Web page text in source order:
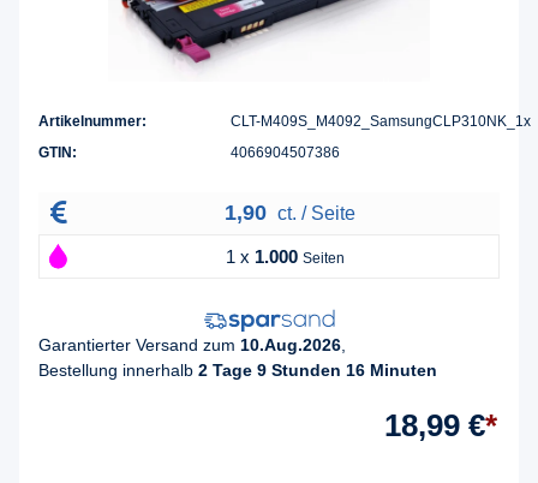
Artikelnummer:
CLT-M409S_M4092_SamsungCLP310NK_1x
GTIN:
4066904507386
1,90 ct. / Seite
1 x 1.000 Seiten
Garantierter Versand zum 10.Aug.2026
Bestellung innerhalb 2 Tage 9 Stunden 16 Minuten
18,99 €*